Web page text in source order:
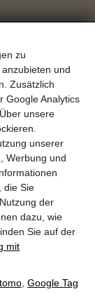
zu
und
Zusätzlich
Google Analytics
unsere
unserer
Werbung und
die Sie
der
dazu, wie
Sie auf der
mit
Google Tag
23
Gutscheine